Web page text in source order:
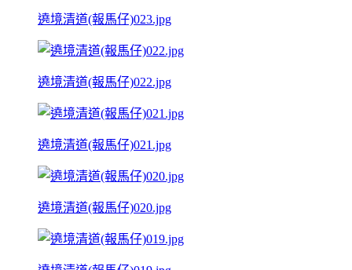
遶境清道(報馬仔)023.jpg
遶境清道(報馬仔)022.jpg
遶境清道(報馬仔)021.jpg
遶境清道(報馬仔)020.jpg